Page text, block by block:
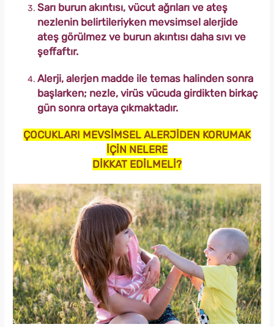
Sarı burun akıntısı, vücut ağrıları ve ateş
nezlenin belirtileriyken mevsimsel alerjide
ateş görülmez ve burun akıntısı daha sıvı ve
şeffaftır.
Alerji, alerjen madde ile temas halinden sonra
başlarken; nezle, virüs vücuda girdikten birkaç
gün sonra ortaya çıkmaktadır.
ÇOCUKLARI MEVSİMSEL ALERJİDEN KORUMAK
İÇİN NELERE
DİKKAT EDİLMELİ?